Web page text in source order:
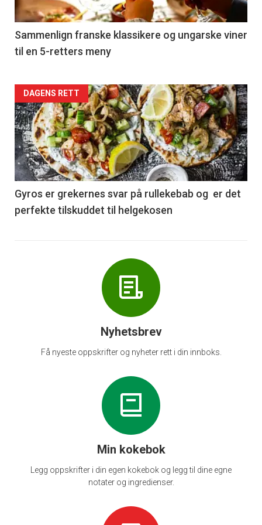
-
5
Sammenlign franske klassikere og ungarske viner
til en 5-retters meny
Forsiden
akkurat
nå
-
6
DAGENS RETT
Gyros er grekernes svar på rullekebab og er det
perfekte tilskuddet til helgekosen
Nyhetsbrev
Få nyeste oppskrifter og nyheter rett i din innboks.
Min kokebok
Legg oppskrifter i din egen kokebok og legg til dine egne
notater og ingredienser.